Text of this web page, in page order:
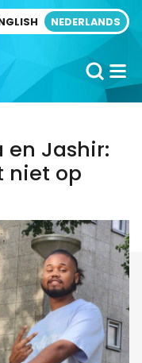
NEDERLANDS
en Jashir:
niet op